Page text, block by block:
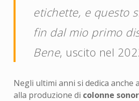
etichette, e questo
fin dal mio primo
Bene, uscito nel
Negli ultimi anni si dedica anche
alla produzione di colonne